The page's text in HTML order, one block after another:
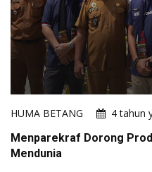
HUMA BETANG
4 tahun
Menparekraf Dorong
Mendunia